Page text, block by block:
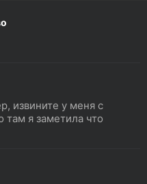
извините у меня с
там я заметила что